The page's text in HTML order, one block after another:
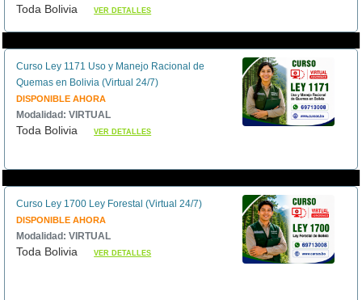
Toda BoliviaVER DETALLES
Curso Ley 1171 Uso y Manejo Racional de
Quemas en Bolivia (Virtual 24/7)
DISPONIBLE AHORA
Modalidad: VIRTUAL
Toda BoliviaVER DETALLES
Curso Ley 1700 Ley Forestal (Virtual 24/7)
DISPONIBLE AHORA
Modalidad: VIRTUAL
Toda BoliviaVER DETALLES